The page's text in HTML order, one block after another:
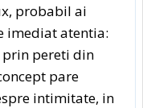
probabil ai
imediat atentia:
pereti din
pare
intimitate, in